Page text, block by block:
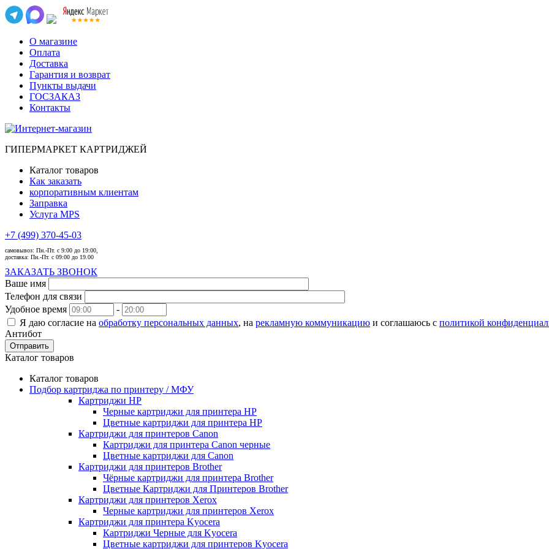
О магазине
Оплата
Доставка
Гарантия и возврат
Пункты выдачи
ГОСЗАКАЗ
Контакты
ГИПЕРМАРКЕТ КАРТРИДЖЕЙ
Каталог товаров
Как заказать
корпоративным клиентам
Заправка
Услуга MPS
+7 (499) 370-45-03
самовывоз: Пн.-Пт. с 9:00 до 19:00,
доставка: Пн.-Пт. с 09:00 до 19.00
ЗАКАЗАТЬ ЗВОНОК
Ваше имя
Телефон для связи
Удобное время
-
Я даю согласие на обработку персональных данных, на рекламную коммуникацию и соглашаюсь с политикой
Антибот
Отправить
Каталог товаров
Каталог товаров
Подбор картриджа по принтеру / МФУ
Картриджи HP
Черные картриджи для принтера HP
Цветные картриджи для принтера HP
Картриджи для принтеров Сanon
Картриджи для принтера Сanon черные
Цветные картриджи для Сanon
Картриджи для принтеров Brother
Чёрные картриджи для принтера Brother
Цветные Картриджи для Принтеров Brother
Картриджи для принтеров Xerox
Черные картриджи для принтеров Xerox
Картриджи для принтера Kyocera
Картриджи Черные для Kyocera
Цветные картриджи для принтеров Kyocera